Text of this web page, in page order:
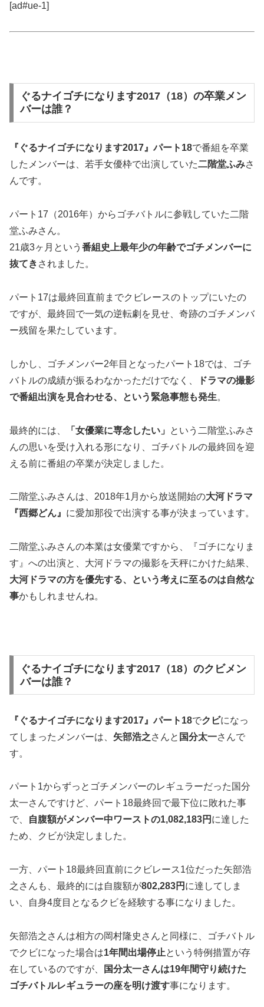
[ad#ue-1]
ぐるナイゴチになります2017（18）の卒業メン
バーは誰？
『ぐるナイゴチになります2017』パート18で番組を卒業
したメンバーは、若手女優枠で出演していた二階堂ふみさ
んです。
パート17（2016年）からゴチバトルに参戦していた二階
堂ふみさん。
21歳3ヶ月という 番組史上最年少の年齢でゴチメンバーに
抜てき されました。
パート17は最終回直前までクビレースのトップにいたの
ですが、最終回で一気の逆転劇を見せ、奇跡のゴチメンバ
ー残留を果たしています。
しかし、ゴチメンバー2年目となったパート18では、ゴチ
バトルの成績が振るわなかっただけでなく、
ドラマの撮影
で番組出演を見合わせる、という緊急事態も発生。
最終的には、 「女優業に専念したい」
という二階堂ふみさ
んの思いを受け入れる形になり、ゴチバトルの最終回を迎
える前に番組の卒業が決定しました。
二階堂ふみさんは、2018年1月から放送開始の大河ドラマ
『西郷どん』 に愛加那役で出演する事が決まっています。
二階堂ふみさんの本業は女優業ですから、『ゴチになりま
す』への出演と、大河ドラマの撮影を天秤にかけた結果、
大河ドラマの方を優先する、という考えに至るのは自然な
事かもしれませんね。
ぐるナイゴチになります2017（18）のクビメン
バーは誰？
『ぐるナイゴチになります2017』パート18でクビになっ
てしまったメンバーは、 矢部浩之さんと 国分太一さんで
す。
パート1からずっとゴチメンバーのレギュラーだった国分
太一さんですけど、パート18最終回で最下位に敗れた事
で、
自腹額がメンバー中ワーストの1,082,183円 に達した
ため、クビが決定しました。
一方、パート18最終回直前にクビレース1位だった矢部浩
之さんも、最終的には自腹額が802,283円 に達してしま
い、自身4度目となるクビを経験する事になりました。
矢部浩之さんは相方の岡村隆史さんと同様に、ゴチバトル
でクビになった場合は1年間出場停止という特例措置が存
在しているのですが、
国分太一さんは19年間守り続けた
ゴチバトルレギュラーの座を明け渡す事になります。